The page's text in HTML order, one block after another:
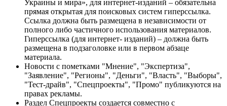
Украины и мира», для интернет-изданий – обязательна
прямая открытая для поисковых систем гиперссылка.
Ссылка должна быть размещена в независимости от
полного либо частичного использования материалов.
Гиперссылка (для интернет- изданий) – должна быть
размещена в подзаголовке или в первом абзаце
материала.
Новости с пометками "Мнение", "Экспертиза",
"Заявление", "Регионы", "Деньги", "Власть", "Выборы",
"Тест-драйв", "Спецпроекты", "Промо" публикуются на
правах рекламы.
Раздел Спецпроекты создается совместно с